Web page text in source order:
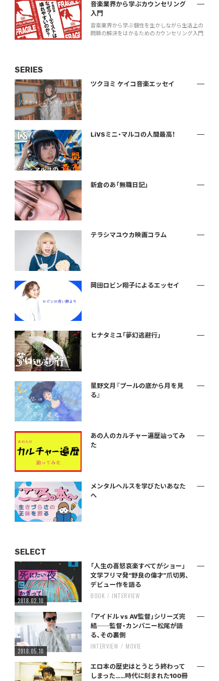
音楽業界から学ぶカウンセリング
入門
音楽業界から学ぶ個性を生かしながら生活上の
問題の解決をはかるためのカウンセリング入門
SERIES
ツクヨミ ケイコ音楽エッセイ
LiVSミニ・マルコの人間最高！
新倉のあ「無職日記」
テラシマユウカ映画コラム
岡田ロビン翔子によるエッセイ
ヒナタミユ「夢幻逃避行」
星野文月『プールの底から月を見
る』
あの人のカルチャー遍歴辿ってみ
た
メンタルヘルスを学びたいあなた
へ
SELECT
2018.02.10
「人生の喜怒哀楽すべてがショー」
文学フリマ発“野良の偉才”爪切男、
デビュー作を語る
BOOK INTERVIEW
2018.05.10
「アイドル vs AV監督」シリーズ完
結──監督・カンパニー松尾が語
る、その裏側
INTERVIEW MOVIE
エロ本の歴史はとうとう終わって
しまった……時代に刻まれた100冊